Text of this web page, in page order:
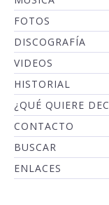
FOTOS
DISCOGRAFÍA
VIDEOS
HISTORIAL
¿QUÉ QUIERE
CONTACTO
BUSCAR
ENLACES